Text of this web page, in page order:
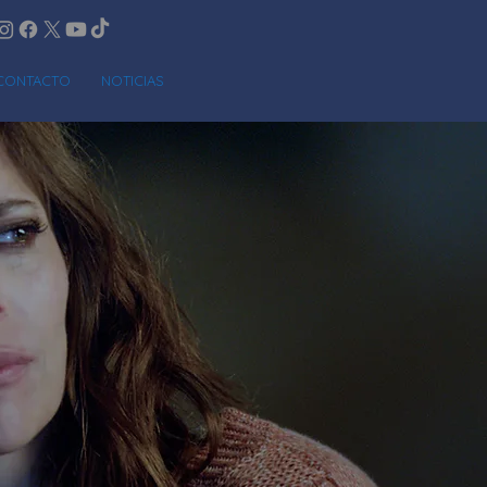
NOTICIAS